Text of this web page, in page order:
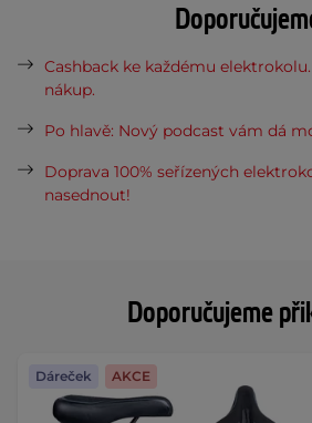
Doporučujeme
Dáreček AKCE
Cashback ke každému
nákup.
Po hlavě: Nový podcast vám dá
Doprava 100% seřízených
nasednout!